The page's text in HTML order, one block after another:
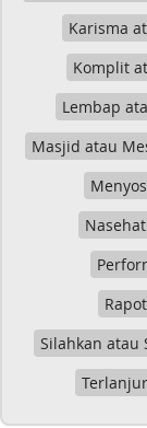
Karisma
Komplit
Lembap
Masjid atau
Silahkan atau